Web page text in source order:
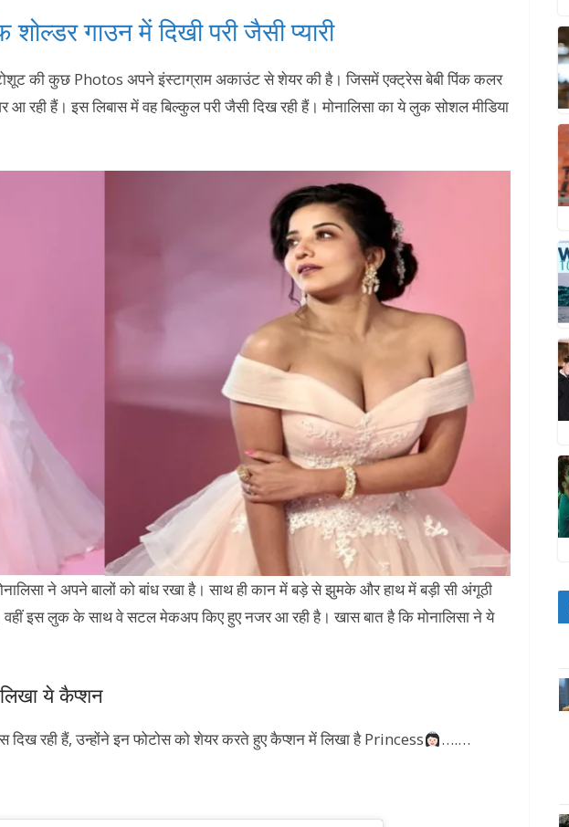
गाउन में दिखी परी जैसी प्यारी
की कुछ Photos अपने इंस्टाग्राम अकाउंट से शेयर की है। जिसमें एक्ट्रेस बेबी पिंक कलर
रही हैं। इस लिबास में वह बिल्कुल परी जैसी दिख रही हैं। मोनालिसा का ये लुक सोशल मीडिया
ने अपने बालों को बांध रखा है। साथ ही कान में बड़े से झुमके और हाथ में बड़ी सी अंगूठी
इस लुक के साथ वे सटल मेकअप किए हुए नजर आ रही है। खास बात है कि मोनालिसा ने ये
ये कैप्शन
दिख रही हैं, उन्होंने इन फोटोस को शेयर करते हुए कैप्शन में लिखा है Princess ….…